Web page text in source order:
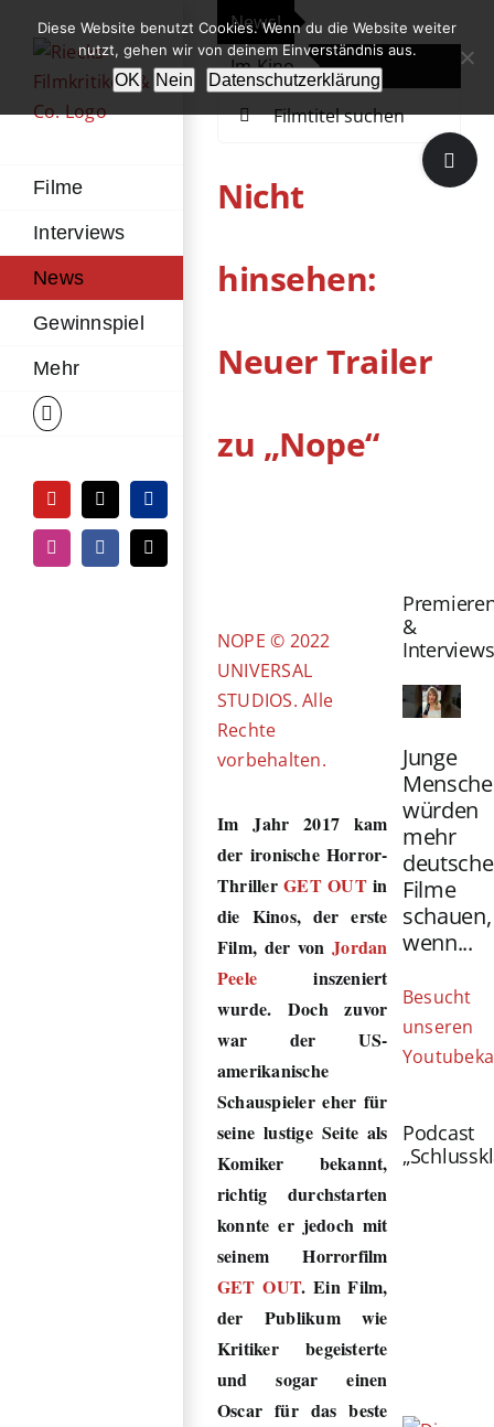
Inhalt
springen
Filme
Interviews
News
Gewinnspiel
Mehr
YouTubeTiktokPayPal
InstagramFacebook
E-
Mail
News!
Im Kino
Die
Nicht
hinsehen:
Neuer Trailer
zu „Nope“
NOPE © 2022
UNIVERSAL
STUDIOS. Alle
Rechte
vorbehalten.
Im Jahr 2017 kam
der ironische Horror-
ThrillerGET OUTin
die Kinos, der erste
Film, der vonJordan
Peele inszeniert
wurde. Doch zuvor
war der US-
amerikanische
Schauspieler eher für
seine lustige Seite als
Komiker bekannt,
richtig durchstarten
konnte er jedoch mit
seinem Horrorfilm
GET OUT. Ein Film,
der Publikum wie
Kritiker begeisterte
und sogar einen
Oscar für das beste
&
Interviews
Junge
würden
mehr
deutsche
Filme
schauen,
wenn...
Besucht
unseren
Podcast
Toggle
Sliding
Diese Website benutzt Cookies. Wenn du die Website weiter
nutzt, gehen wir von deinem Einverständnis aus.
OK Nein Datenschutzerklärung